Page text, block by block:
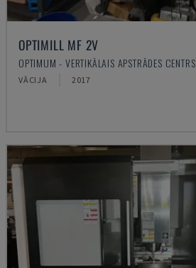
OPTIMILL MF 2V
OPTIMUM - VERTIKĀLAIS APSTRĀDES CENTRS
VĀCIJA 2017